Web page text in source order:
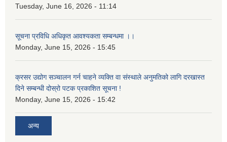
Tuesday, June 16, 2026 - 11:14
सूचना प्रविधि अधिकृत आवश्यकता सम्बन्धमा ।।
Monday, June 15, 2026 - 15:45
क्रसर उद्योग सञ्चालन गर्न चाहने व्यक्ति वा संस्थाले अनुमतिको लागि दरखास्त
दिने सम्बन्धी दोस्रो पटक प्रकाशित सूचना !
Monday, June 15, 2026 - 15:42
अन्य